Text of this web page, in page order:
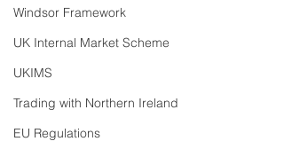
Windsor Framework
UK Internal Market Scheme
UKIMS
Trading with Northern Ireland
EU Regulations